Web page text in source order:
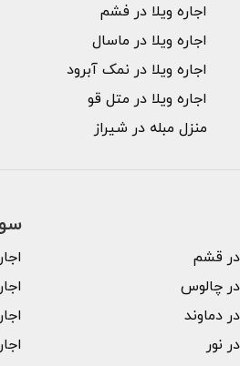
اجاره ویلا در فشم
اجاره ویلا در ماسال
اجاره ویلا در نمک آبرود
اجاره ویلا در متل قو
منزل مبله در شیراز
در قشم
در چالوس
دماوند
نور